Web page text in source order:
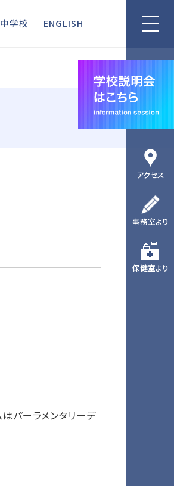
学校 ENGLISH
パーラメンタリーデ
学校 ENGLISH
アクセス
事務室より
保健室より